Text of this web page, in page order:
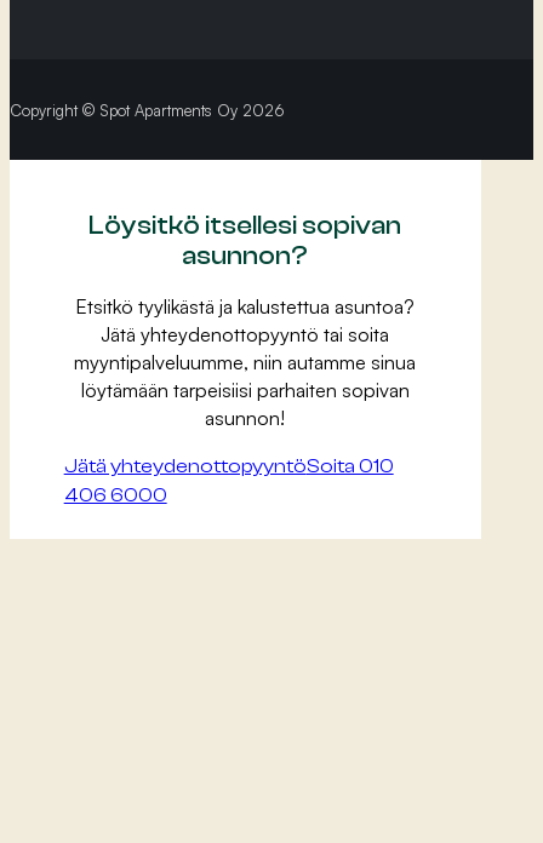
Copyright © Spot Apartments Oy 2026
Löysitkö itsellesi sopivan
asunnon?
Etsitkö tyylikästä ja kalustettua asuntoa?
Jätä yhteydenottopyyntö tai soita
myyntipalveluumme, niin autamme sinua
löytämään tarpeisiisi parhaiten sopivan
asunnon!
Jätä yhteydenottopyyntöSoita 010
406 6000